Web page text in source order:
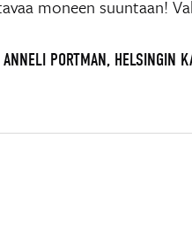
moneen suuntaan!
ANNELI PORTMAN, HELSINGIN